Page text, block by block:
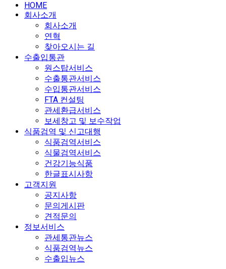
HOME
회사소개
회사소개
연혁
찾아오시는 길
수출입통관
원스탑서비스
수출통관서비스
수입통관서비스
FTA 컨설팅
관세환급서비스
보세창고 및 보수작업
식품검역 및 신고대행
식품검역서비스
식물검역서비스
건강기능식품
한글표시사항
고객지원
공지사항
문의게시판
견적문의
정보서비스
관세통관뉴스
식품검역뉴스
수출입뉴스